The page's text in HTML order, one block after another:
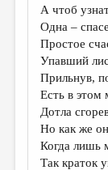
ИЗБРАННОЕ
ДАЙДЖЕСТ
ПЕРЕВОДЫ
КОНКУРСЫ
ДЕТСКАЯ
А чтоб
Одна –
Простое
Упавший
Прильнув,
Есть в этом
Дотла
Но как же
Когда лишь
Так краток